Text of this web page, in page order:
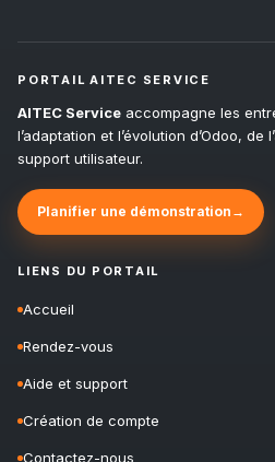
PORTAIL AITEC SERVICE
AITEC Service accompagne les
l’adaptation et l’évolution d’Odoo, de
support utilisateur.
Planifier une démonstration →
LIENS DU PORTAIL
Accueil
Rendez-vous
Aide et support
Création de compte
Contactez-nous